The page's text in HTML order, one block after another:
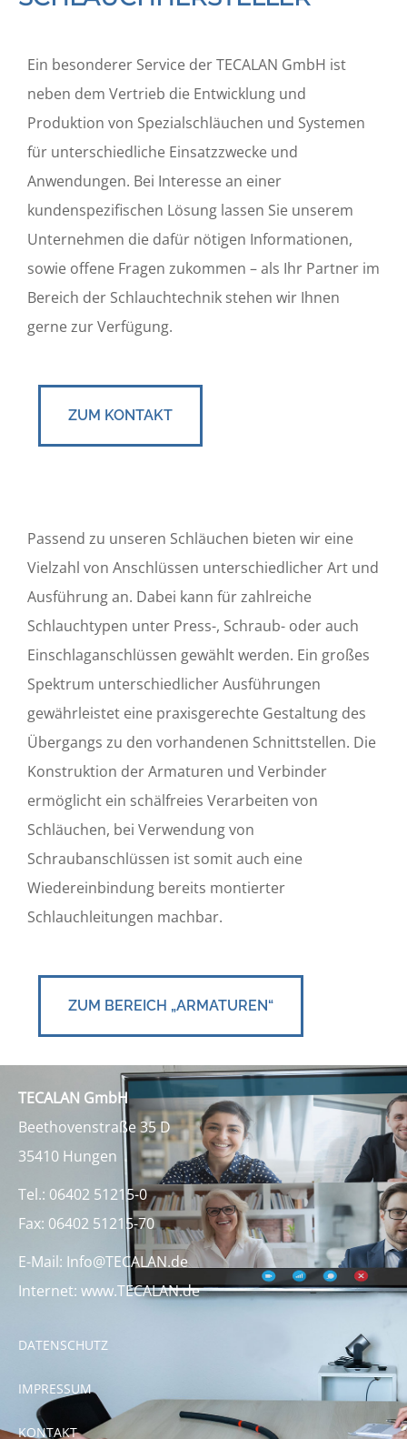
Ein besonderer Service der TECALAN GmbH ist
neben dem Vertrieb die Entwicklung und
Produktion von Spezialschläuchen und Systemen
für unterschiedliche Einsatzzwecke und
Anwendungen. Bei Interesse an einer
kundenspezifischen Lösung lassen Sie unserem
Unternehmen die dafür nötigen Informationen,
sowie offene Fragen zukommen – als Ihr Partner im
Bereich der Schlauchtechnik stehen wir Ihnen
gerne zur Verfügung.
ZUM KONTAKT
Passend zu unseren Schläuchen bieten wir eine
Vielzahl von Anschlüssen unterschiedlicher Art und
Ausführung an. Dabei kann für zahlreiche
Schlauchtypen unter Press-, Schraub- oder auch
Einschlaganschlüssen gewählt werden. Ein großes
Spektrum unterschiedlicher Ausführungen
gewährleistet eine praxisgerechte Gestaltung des
Übergangs zu den vorhandenen Schnittstellen. Die
Konstruktion der Armaturen und Verbinder
ermöglicht ein schälfreies Verarbeiten von
Schläuchen, bei Verwendung von
Schraubanschlüssen ist somit auch eine
Wiedereinbindung bereits montierter
Schlauchleitungen machbar.
ZUM BEREICH „ARMATUREN“
TECALAN GmbH
Beethovenstraße 35 D
35410 Hungen
Tel.: 06402 51215-0
Fax: 06402 51215-70
E-Mail: Info@TECALAN.de
Internet: www.TECALAN.de
DATENSCHUTZ
IMPRESSUM
KONTAKT